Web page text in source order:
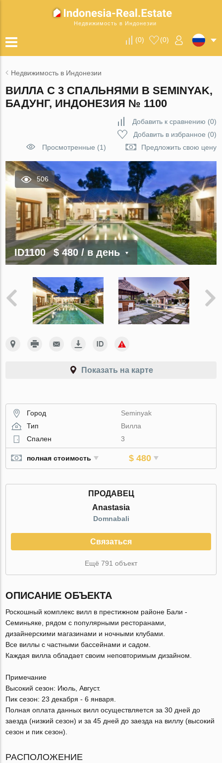
Недвижимость в Индонезии
(0) (0)
Недвижимость в Индонезии
ВИЛЛА С 3 СПАЛЬНЯМИ В SEMINYAK,
БАДУНГ, ИНДОНЕЗИЯ № 1100
Добавить к сравнению (0)
Добавить в избранное (0)
Просмотренные (1)
Предложить свою цену
506
ID1100 $ 480/ в день
Показать на карте
Город
Seminyak
Тип
Вилла
Спален
3
полная стоимость $ 480
ПРОДАВЕЦ
Anastasia
Domnabali
Связаться
Ещё 791 объект
ОПИСАНИЕ ОБЪЕКТА
Роскошный комплекс вилл в престижном районе Бали -
Семиньяке, рядом с популярными ресторанами,
дизайнерскими магазинами и ночными клубами.
Все виллы с частными бассейнами и садом.
Каждая вилла обладает своим неповторимым дизайном.
Примечание
Высокий сезон: Июль, Август.
Пик сезон: 23 декабря - 6 января.
Полная оплата данных вилл осуществляется за 30 дней до
заезда (низкий сезон) и за 45 дней до заезда на виллу (высокий
сезон и пик сезон).
РАСПОЛОЖЕНИЕ